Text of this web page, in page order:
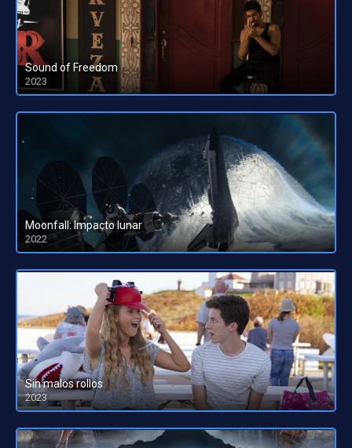
Sound of Freedom
2023
HD 1080pHD 720p
Moonfall: Impacto lunar
2022
HD 1080pHD 720p
Sin malos rollos
2023
HD 1080pHD 720p